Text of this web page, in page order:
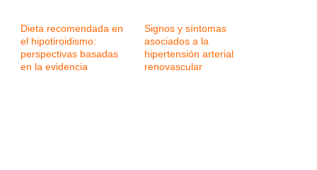
Dieta recomendada en
el hipotiroidismo:
perspectivas basadas
en la evidencia
Signos y síntomas
asociados a la
hipertensión arterial
renovascular